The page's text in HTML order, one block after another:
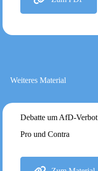
Weiteres Material
Debatte um AfD-Verbot
Pro und Contra